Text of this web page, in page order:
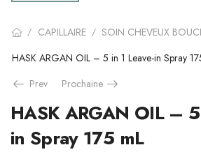
/ CAPILLAIRE / SOIN CHEVEUX
HASK ARGAN OIL – 5 in 1 Leave-in Spray
Prev
Prochaine
HASK ARGAN OIL –
in Spray 175 mL